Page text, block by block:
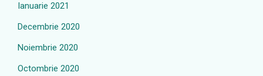
Ianuarie 2021
Decembrie 2020
Noiembrie 2020
Octombrie 2020